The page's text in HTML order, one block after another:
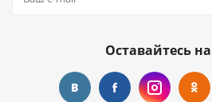
Оставайтесь